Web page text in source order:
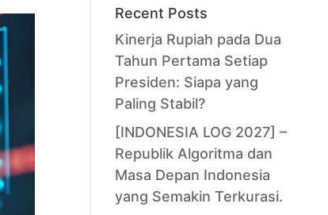
Recent Posts
Kinerja Rupiah pada Dua
Tahun Pertama Setiap
Presiden: Siapa yang
Paling Stabil?
[INDONESIA LOG 2027] –
Republik Algoritma dan
Masa Depan Indonesia
yang Semakin Terkurasi.